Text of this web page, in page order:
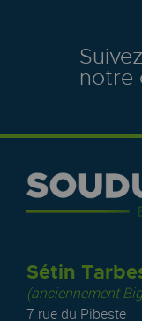
notre
Sétin
(anciennement
7 rue du Pibeste